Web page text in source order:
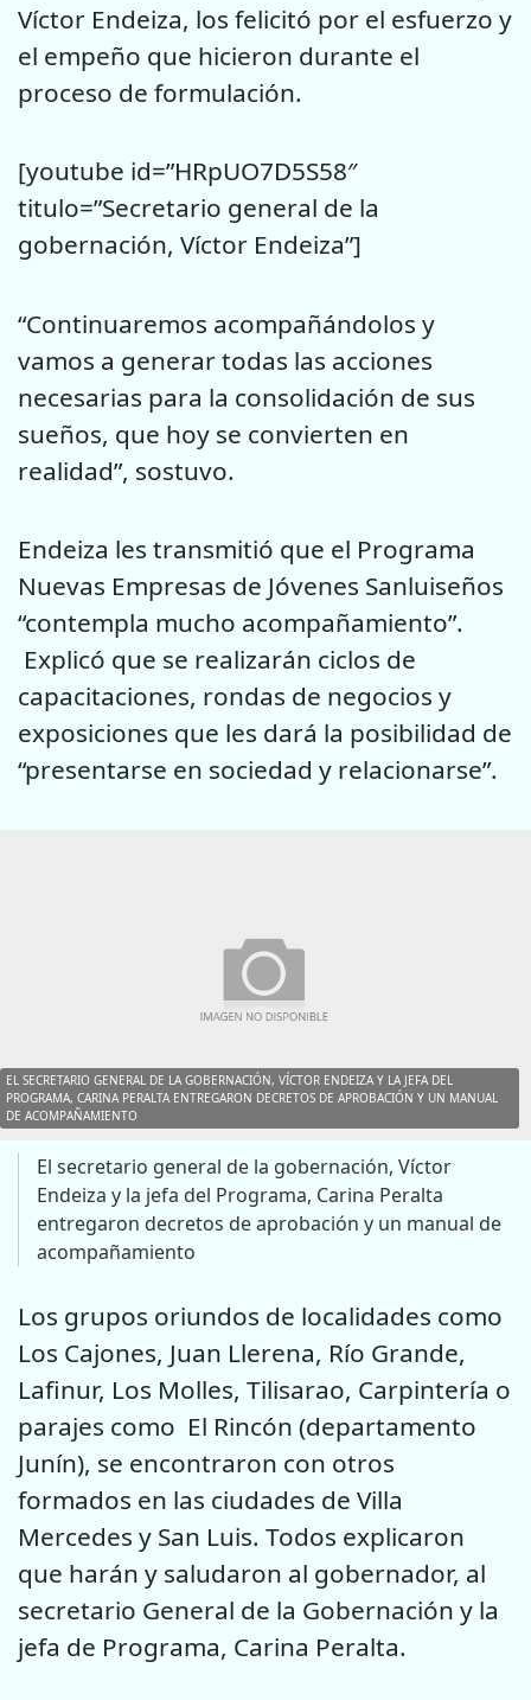
Víctor Endeiza, los felicitó por el esfuerzo y
el empeño que hicieron durante el
proceso de formulación.
[youtube id=”HRpUO7D5S58″
titulo=”Secretario general de la
gobernación, Víctor Endeiza”]
“Continuaremos acompañándolos y
vamos a generar todas las acciones
necesarias para la consolidación de sus
sueños, que hoy se convierten en
realidad”, sostuvo.
Endeiza les transmitió que el Programa
Nuevas Empresas de Jóvenes Sanluiseños
“contempla mucho acompañamiento”.
Explicó que se realizarán ciclos de
capacitaciones, rondas de negocios y
exposiciones que les dará la posibilidad de
“presentarse en sociedad y relacionarse”.
EL SECRETARIO GENERAL DE LA GOBERNACIÓN, VÍCTOR ENDEIZA Y LA JEFA DEL
PROGRAMA, CARINA PERALTA ENTREGARON DECRETOS DE APROBACIÓN Y UN MANUAL
DE ACOMPAÑAMIENTO
El secretario general de la gobernación, Víctor
Endeiza y la jefa del Programa, Carina Peralta
entregaron decretos de aprobación y un manual de
acompañamiento
Los grupos oriundos de localidades como
Los Cajones, Juan Llerena, Río Grande,
Lafinur, Los Molles, Tilisarao, Carpintería o
parajes como El Rincón (departamento
Junín), se encontraron con otros
formados en las ciudades de Villa
Mercedes y San Luis. Todos explicaron
que harán y saludaron al gobernador, al
secretario General de la Gobernación y la
jefa de Programa, Carina Peralta.